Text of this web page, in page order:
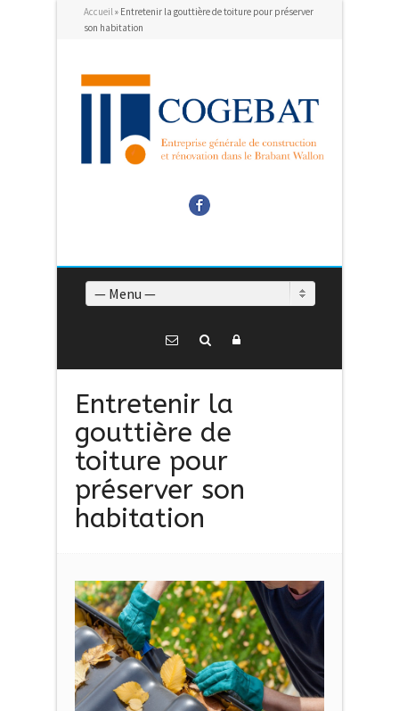
Accueil» Entretenir la gouttière de toiture pour préserver
son habitation
— Menu —
Entretenir la
gouttière de
toiture pour
préserver son
habitation